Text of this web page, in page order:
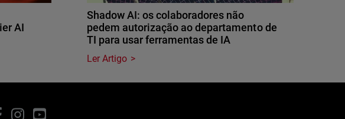
AI
Shadow AI: os colaboradores não
pedem autorização ao departamento de
TI para usar ferramentas de IA
Ler Artigo
Facebook
InstagramYouTube